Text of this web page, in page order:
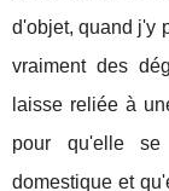
d'objet, quand j'y
vraiment des
laisse reliée à
pour qu'elle
domestique et